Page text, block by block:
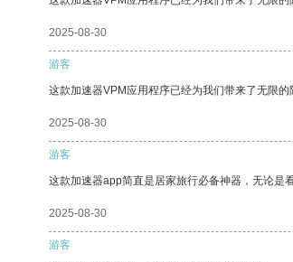
2025-08-30
游客
这款加速器VPM应用程序已经为我们带来了无限的
2025-08-30
游客
这款加速器app简直是居家旅行必备神器，无论是
2025-08-30
游客